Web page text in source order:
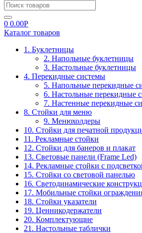
0 0.00Р
Каталог товаров
1. Буклетницы
2. Напольные буклетницы
3. Настольные буклетницы
4. Перекидные системы
5. Напольные перекидные
6. Настольные перекидные
7. Настенные перекидные
8. Стойки для меню
9. Менюхолдеры
10. Стойки для печатной
11. Рекламные стойки
12. Стойки для банеров и плакат
13. Световые панели (Frame Led)
14. Рекламные стойки с
15. Стойки со световой панелью
16. Светодинамические
17. Мобильные стойки
18. Стойки указатели
19. Ценникодержатели
20. Комплектующие
21. Настольные таблички